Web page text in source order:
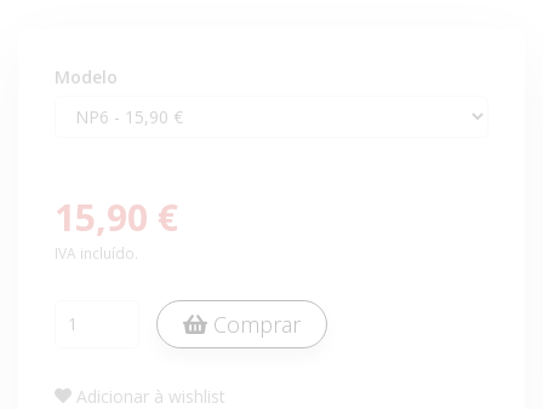
Modelo
15,90 €
IVA incluído.
Comprar
Adicionar à wishlist